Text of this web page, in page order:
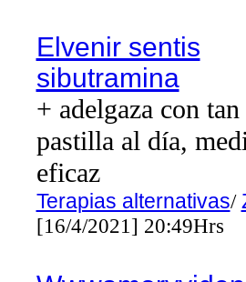
Elvenir sentis
sibutramina
+ adelgaza con
pastilla al día,
eficaz
Terapias alternativas/
[16/4/2021] 20:49Hrs